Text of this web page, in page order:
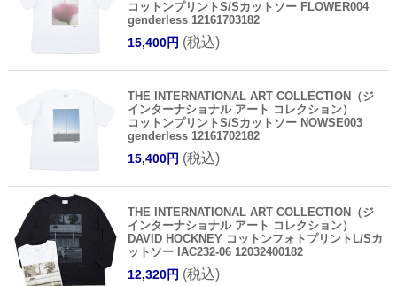
コットンプリントS/Sカットソー FLOWER004
genderless 12161703182
15,400円 (税込)
THE INTERNATIONAL ART COLLECTION（ジ
インターナショナル アート コレクション）
コットンプリントS/Sカットソー NOWSE003
genderless 12161702182
15,400円 (税込)
THE INTERNATIONAL ART COLLECTION（ジ
インターナショナル アート コレクション）
DAVID HOCKNEY コットンフォトプリントL/Sカ
ットソー IAC232-06 12032400182
12,320円 (税込)